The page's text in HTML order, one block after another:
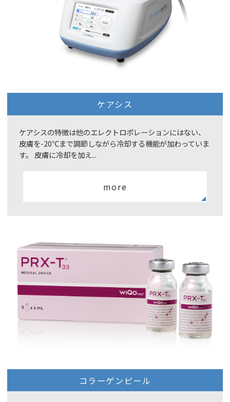
ケアシス
ケアシスの特徴は他のエレクトロポレーションにはない、
皮膚を-20℃まで調節しながら冷却する機能が加わっていま
す。 皮膚に冷却を加え...
more
コラーゲンピール